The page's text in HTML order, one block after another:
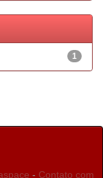
1
- Contato com